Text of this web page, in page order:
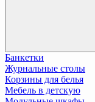
Банкетки
Журнальные столы
Корзины для белья
Мебель в детскую